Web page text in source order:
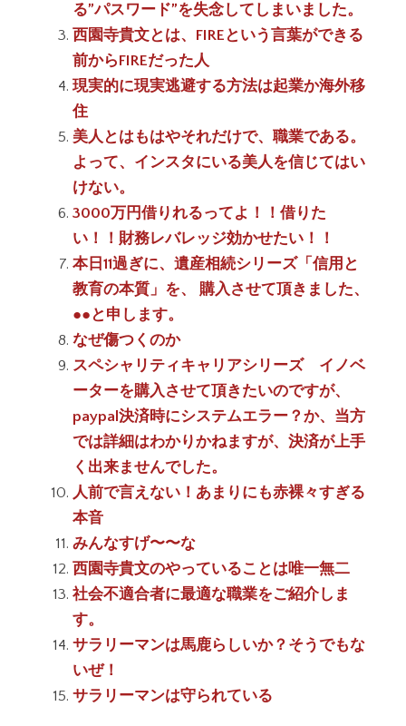
る”パスワード”を失念してしまいました。
西園寺貴文とは、FIREという言葉ができる
前からFIREだった人
現実的に現実逃避する方法は起業か海外移
住
美人とはもはやそれだけで、職業である。
よって、インスタにいる美人を信じてはい
けない。
3000万円借りれるってよ！！借りた
い！！財務レバレッジ効かせたい！！
本日11過ぎに、遺産相続シリーズ「信用と
教育の本質」を、 購入させて頂きました、
●●と申します。
なぜ傷つくのか
スペシャリティキャリアシリーズ イノベ
ーターを購入させて頂きたいのですが、
paypal決済時にシステムエラー？か、当方
では詳細はわかりかねますが、決済が上手
く出来ませんでした。
人前で言えない！あまりにも赤裸々すぎる
本音
みんなすげ〜〜な
西園寺貴文のやっていることは唯一無二
社会不適合者に最適な職業をご紹介しま
す。
サラリーマンは馬鹿らしいか？そうでもな
いぜ！
サラリーマンは守られている